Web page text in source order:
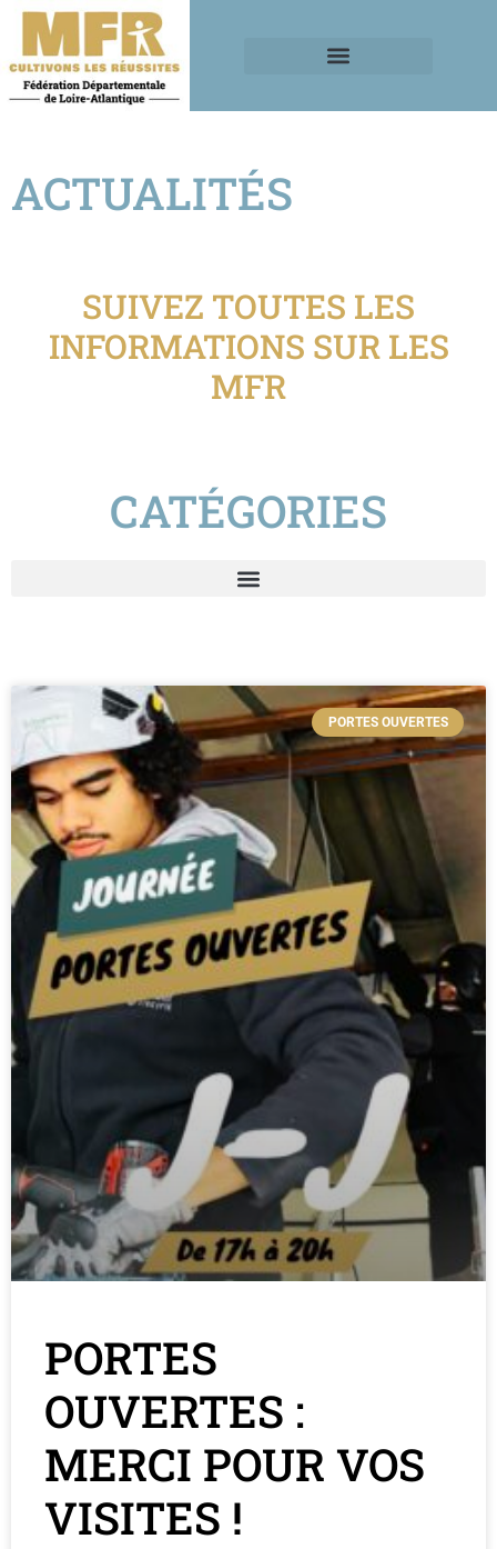
ACTUALITÉS
SUIVEZ TOUTES LES
INFORMATIONS SUR LES
MFR
CATÉGORIES
PORTES OUVERTES
PORTES
OUVERTES :
MERCI POUR VOS
VISITES !